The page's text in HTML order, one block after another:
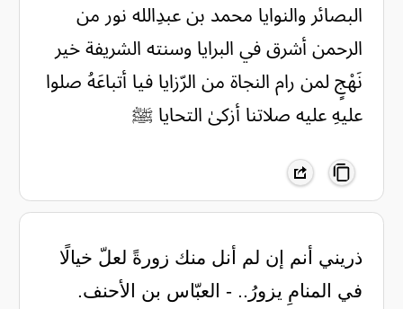
البصائر والنوايا محمد بن عبدِالله نور من
الرحمن أشرق في البرايا وسنته الشريفة خير
نَهْجٍ لمن رام النجاة من الرّزايا فيا أتباعَهُ صلوا
عليهِ عليه صلاتنا أزكىٰ التحايا ﷺ
ذريني أنم إن لم أنل منك زورةً لعلّ خيالًا
في المنامِ يزورُ.. - العبّاس بن الأحنف.